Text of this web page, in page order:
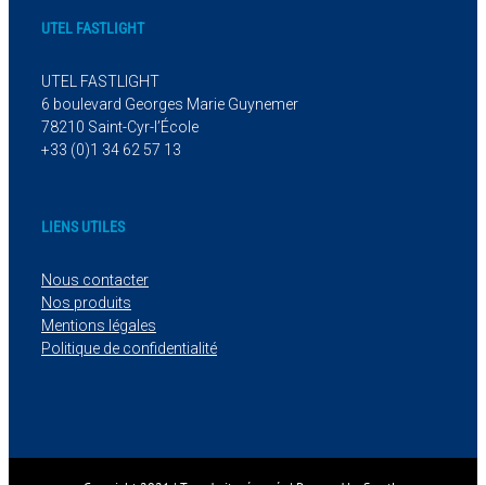
UTEL FASTLIGHT
UTEL FASTLIGHT
6 boulevard Georges Marie Guynemer
78210 Saint-Cyr-l’École
+33 (0)1 34 62 57 13
LIENS UTILES
Nous contacter
Nos produits
Mentions légales
Politique de confidentialité